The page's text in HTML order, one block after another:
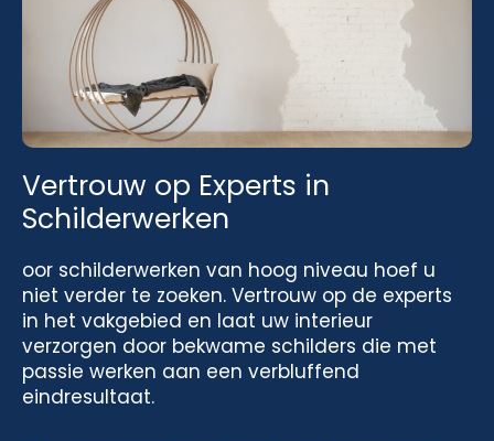
Vertrouw op Experts in
Schilderwerken
oor schilderwerken van hoog niveau hoef u
niet verder te zoeken. Vertrouw op de experts
in het vakgebied en laat uw interieur
verzorgen door bekwame schilders die met
passie werken aan een verbluffend
eindresultaat.